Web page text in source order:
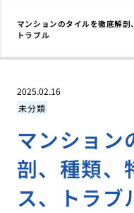
マンションのタイルを徹底解剖
トラブル
2025.02.16
未分類
マンション
剖、種類、
ス、トラブ